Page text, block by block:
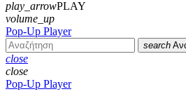
play_arrowPLAY
volume_up
Pop-Up Player
search
close
close
Pop-Up Player